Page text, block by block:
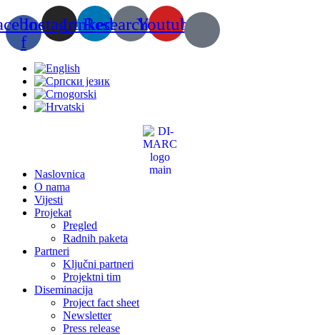
to
content
f
InstagramLinkedin
Researchgate
Youtube
Naslovnica
O nama
Vijesti
Projekat
Pregled
Radnih paketa
Partneri
Ključni partneri
Projektni tim
Diseminacija
Project fact sheet
Newsletter
Press release